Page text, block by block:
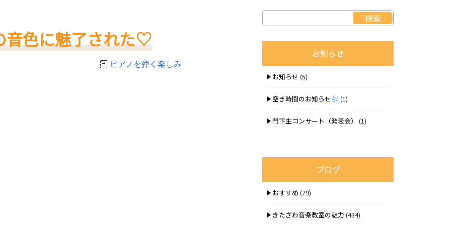
音色に魅了された♡
ピアノを弾く楽しみ
お知らせ
お知らせ (5)
空き時間のお知らせ (1)
門下生コンサート（発表会） (1)
ブログ
おすすめ (79)
きたざわ音楽教室の魅力 (434)